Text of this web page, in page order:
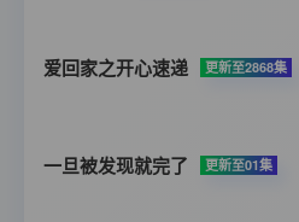
爱回家之开心速递 更新至2868集
一旦被发现就完了 更新至01集